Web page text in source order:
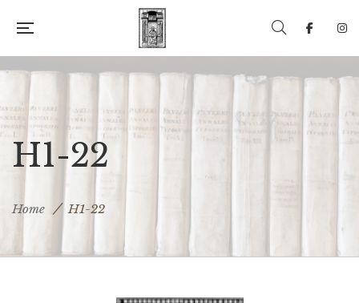
H1-22
Home H1-22